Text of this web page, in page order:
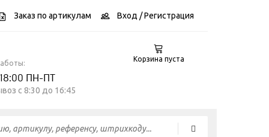
Заказ по артикулам Вход / Регистрация
ПН-ПТ
c 8:30 до 16:45
Корзина пуста